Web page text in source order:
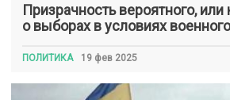
Призрачность вероятного, или
о выборах в условиях
ПОЛИТИКА 19 фев 2025